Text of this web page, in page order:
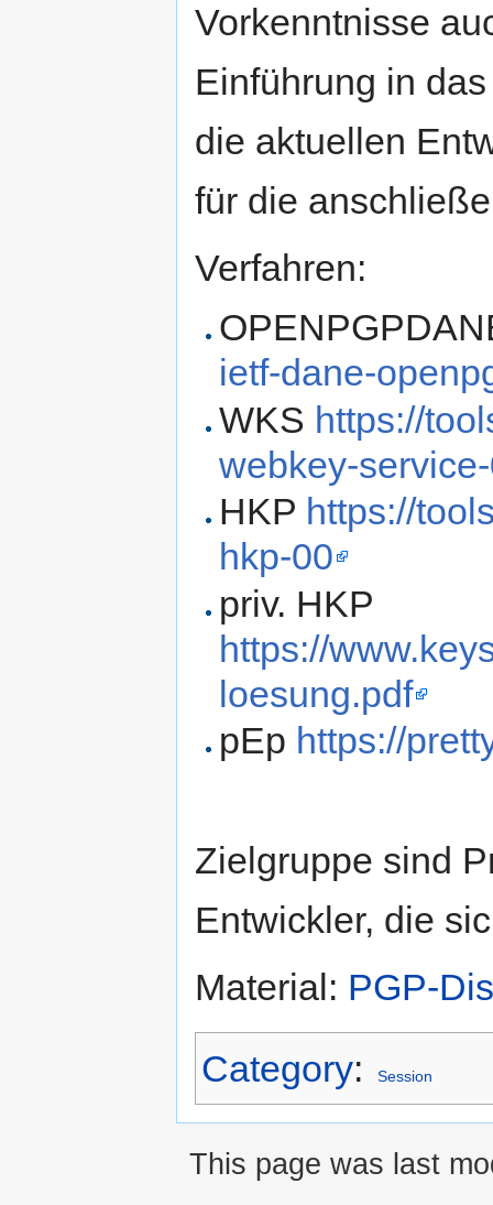
Vorkenntnisse
Einführung in
die aktuellen
für die
Verfahren:
ietf-dane-
WKS https://
webkey-
HKP https://
hkp-00
priv. HKP
https://
loesung.pdf
pEp https://
Zielgruppe sind
Entwickler, die
Material: PGP-
Category: Session
This page was last